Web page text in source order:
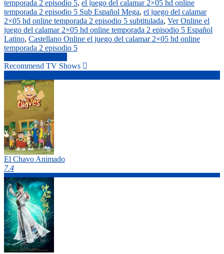
temporada 2 episodio 5, el juego del calamar 2×05 hd online
temporada 2 episodio 5 Sub Español Mega, el juego del calamar
2×05 hd online temporada 2 episodio 5 subtitulada, Ver Online el
juego del calamar 2×05 hd online temporada 2 episodio 5 Español
Latino, Castellano Online el juego del calamar 2×05 hd online
temporada 2 episodio 5
Recommend TV Shows
El Chavo Animado
7.4